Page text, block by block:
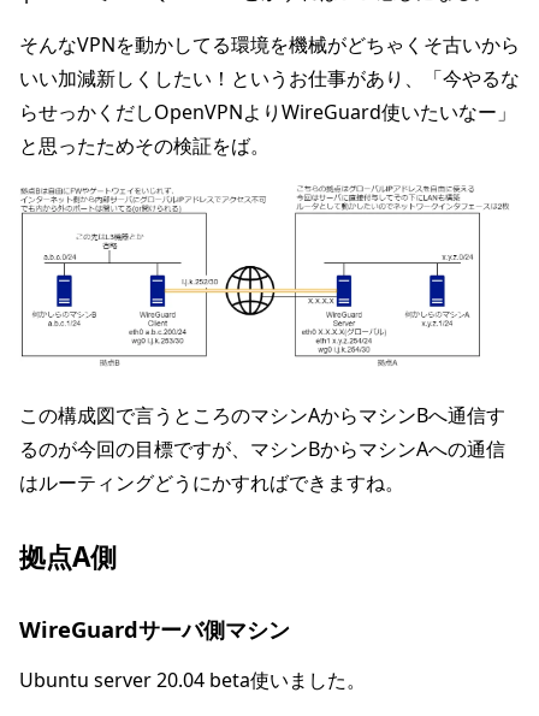
そんなVPNを動かしてる環境を機械がどちゃくそ古いから
いい加減新しくしたい！というお仕事があり、「今やるな
らせっかくだしOpenVPNよりWireGuard使いたいなー」
と思ったためその検証をば。
この構成図で言うところのマシンAからマシンBへ通信す
るのが今回の目標ですが、マシンBからマシンAへの通信
はルーティングどうにかすればできますね。
拠点A側
WireGuardサーバ側マシン
Ubuntu server 20.04 beta使いました。